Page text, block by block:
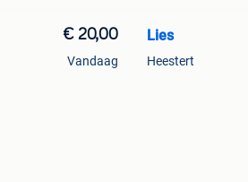
€ 20,00
Vandaag
Lies
Heestert